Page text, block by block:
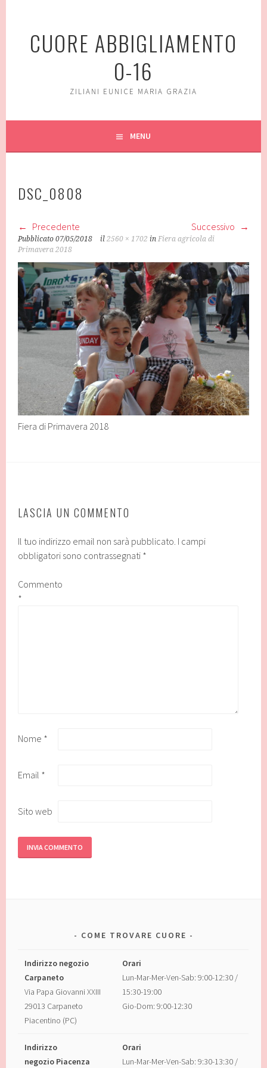
contenutoCUORE ABBIGLIAMENTO
0-16
ZILIANI EUNICE MARIA GRAZIA
MENU
DSC_0808
Precedente Successivo
Pubblicato07/05/2018 il2560 × 1702 inFiera agricola di
Primavera 2018
Fiera di Primavera 2018
LASCIA UN COMMENTO
Il tuo indirizzo email non sarà pubblicato. I campi
obbligatori sono contrassegnati *
Commento
*
Nome *
Email *
Sito web
COME TROVARE CUORE
Indirizzo negozio
Carpaneto
Via Papa Giovanni XXIII
29013 Carpaneto
Piacentino (PC)
Orari
Lun-Mar-Mer-Ven-Sab: 9:00-12:30 /
15:30-19:00
Gio-Dom: 9:00-12:30
Indirizzo
negozio Piacenza
Orari
Lun-Mar-Mer-Ven-Sab: 9:30-13:30 /